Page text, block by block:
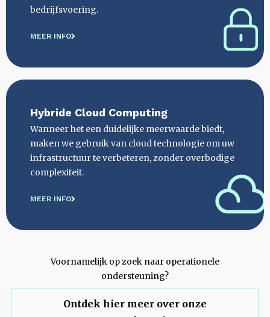
bedrijfsvoering.
MEER INFO
Hybride Cloud Computing
Wanneer het een duidelijke meerwaarde biedt,
maken we gebruik van cloud technologie om uw
infrastructuur te verbeteren, zonder overbodige
complexiteit.
MEER INFO
Voornamelijk op zoek naar operationele
ondersteuning?
Ontdek hier meer over onze